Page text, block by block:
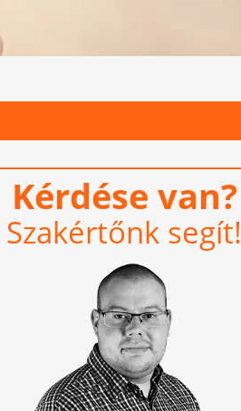
Kérdése van?
Szakértőnk segít!